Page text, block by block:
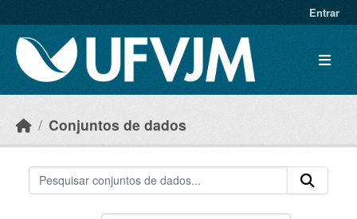
Entrar
Conjuntos de dados